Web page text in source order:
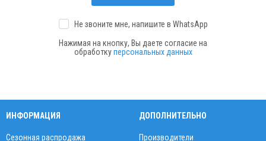
Не звоните мне, напишите в WhatsApp
Нажимая на кнопку, Вы даете согласие на
обработкуперсональных данных
ИНФОРМАЦИЯ
Сезонная распродажа
ДОПОЛНИТЕЛЬНО
Производители